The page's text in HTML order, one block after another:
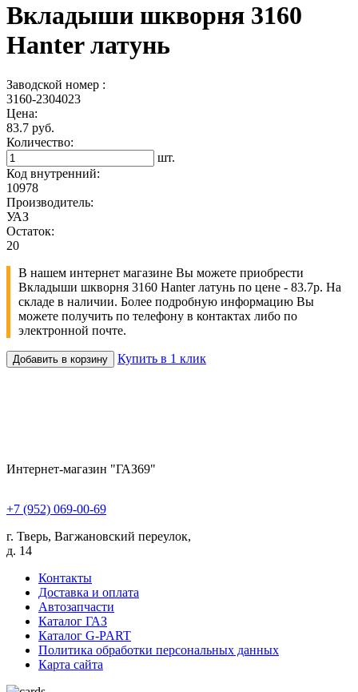
Вкладыши шкворня 3160
Hanter латунь
Заводской номер :
3160-2304023
Цена:
83.7 руб.
Количество:
шт.
Код внутренний:
10978
Производитель:
УАЗ
Остаток:
20
В нашем интернет магазине Вы можете приобрести
Вкладыши шкворня 3160 Hanter латунь по цене - 83.7р. На
складе в наличии. Более подробную информацию Вы
можете получить по телефону в контактах либо по
электронной почте.
Добавить в корзину Купить в 1 клик
Интернет-магазин "ГАЗ69"
+7 (952) 069-00-69
г. Тверь, Вагжановский переулок,
д. 14
Контакты
Доставка и оплата
Автозапчасти
Каталог ГАЗ
Каталог G-PART
Политика обработки персональных данных
Карта сайта